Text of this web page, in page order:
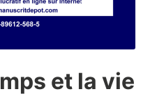
et la vie